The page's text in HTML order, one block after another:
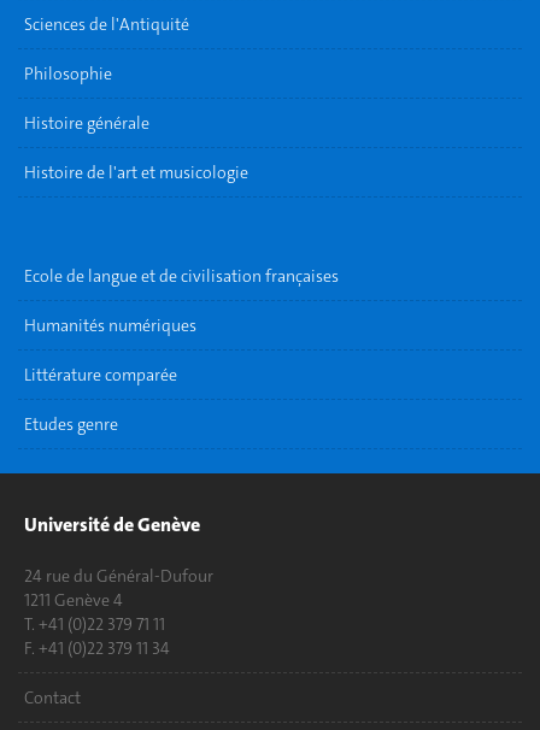
Sciences de l'Antiquité
Philosophie
Histoire générale
Histoire de l'art et musicologie
Ecole de langue et de civilisation françaises
Humanités numériques
Littérature comparée
Etudes genre
Université de Genève
24 rue du Général-Dufour
1211 Genève 4
T. +41 (0)22 379 71 11
F. +41 (0)22 379 11 34
Contact